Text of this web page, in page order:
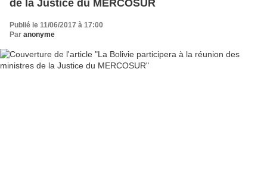
de la Justice du MERCOSUR
Publié le 11/06/2017 à 17:00
Par anonyme